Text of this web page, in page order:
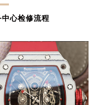
心检修流程